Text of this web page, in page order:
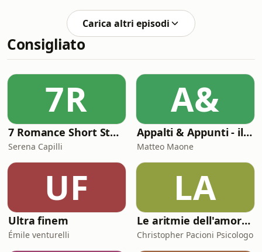
e memorie, si apre ora il ciclo della
fotonica, nel quale è presente anche
l’Europa.
Carica altri episodi
Consigliato
7R
7 Romance Short Stories in Italian (Graded Reader for Intermediate Learners (CEFR B1-B2)
Serena Capilli
A&
Appalti & Appunti - il procurement spiegato da chi lo vive
Matteo Maone
UF
Ultra finem
Émile venturelli
LA
Le aritmie dell'amore. Palpitazioni e tachicardia dei legami affettivi
Christopher Pacioni Psicologo